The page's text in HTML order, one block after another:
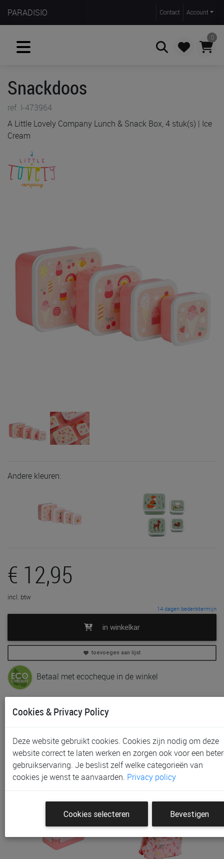
PARADISIO Contact Account
0
Snackdoos
ref. I-473964
A Little Lovely Company Lunch & Snack Box, 4 stuk(s) | Ice
Cream
Andere kleuren:
€ 12,95
incl. btw
14 dagen bedenktermijn
in winkelkar
toevoegen aan lijst
Betaal met ecocheque in de winkel
In voorraad
Gratis (en direct) af te halen in onze
Gratis (na bestelling) af te halen in onzewinkelte
Aalst, Gent en Sint-Niklaas
Gratis verzending vanaf € 80 *
Cookies & Privacy Policy
Deze website gebruikt cookies. Cookies zijn nodig om deze
website correct te laten werken en zorgen ook voor een
gebruikservaring. Je beslist zelf welke categorieën van
cookies je wenst te aanvaarden. Privacy policy
Cookies selecteren Bevestigen